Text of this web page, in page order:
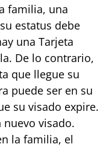
familia, una
estatus debe
una Tarjeta
De lo contrario,
que llegue su
puede ser en su
su visado expire.
nuevo visado.
la familia, el